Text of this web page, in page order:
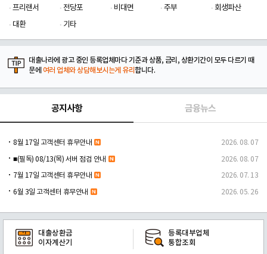
프리랜서
전당포 비대면 주부
회생파산
대환
기타
대출나라에 광고 중인 등록업체마다 기준과 상품, 금리, 상환기간이 모두 다르기 때
문에 여러 업체와 상담해보시는게 유리합니다.
공지사항 금융뉴스
8월 17일 고객센터 휴무안내 2026. 08. 07
■(필독) 08/13(목) 서버 점검 안내 2026. 08. 07
7월 17일 고객센터 휴무안내 2026. 07. 13
6월 3일 고객센터 휴무안내 2026. 05. 26
대출상환금
이자계산기
등록대부업체
통합조회